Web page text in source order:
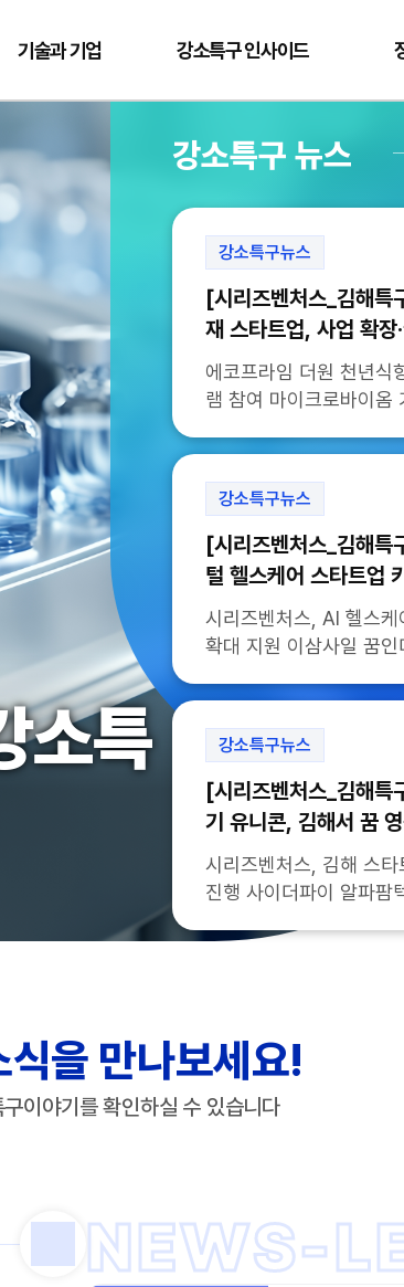
기술과 기업 강소특구 인사이드
소특
강소특구 뉴스
강소특구뉴스
[시리즈벤처스_김해
재 스타트업, 사업 확장
속
에코프라임 더원 천년식
램 참여 마이크로바이옴
오 기능소재 기술을 기
업 확장...
강소특구뉴스
[시리즈벤처스_김해
털 헬스케어 스타트업
시리즈벤처스, AI 헬스
확대 지원 이삼사일 꿈인
자] AI와 디지털 헬스케
해...
강소특구뉴스
[시리즈벤처스_김해특
기 유니콘, 김해서 꿈
시리즈벤처스, 김해 스타
진행 사이더파이 알파팜
기 유니콘을 목표하는 스
식을 만나보세요!
이야기를 확인하실 수 있습니다
NEWS-